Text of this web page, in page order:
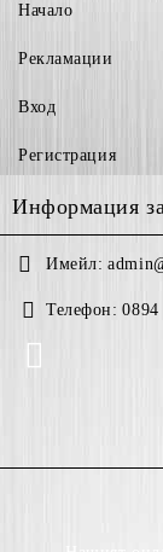
Начало
Рекламации
Вход
Регистрация
Информация
Имейл:
Телефон: